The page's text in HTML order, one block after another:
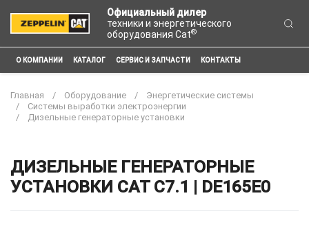
Официальный дилер
техники и энергетического
оборудования Cat®
О КОМПАНИИ КАТАЛОГ СЕРВИС И ЗАПЧАСТИ КОНТАКТЫ
Главная Оборудование
Энергетические системы
Системы выработки электроэнергии
Дизельные генераторные установки
ДИЗЕЛЬНЫЕ ГЕНЕРАТОРНЫЕ
УСТАНОВКИ CAT C7.1 | DE165E0